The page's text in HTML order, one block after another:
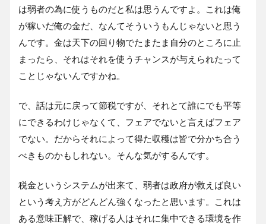
は弱者の為に使うものだと私は思うんですよ。これは俺
が稼いだ俺の金だ、なんてそういうもんじゃないと思う
んです。金は天下の回り物でたまたま自分のところに止
まったら、それはそれを使うチャンスが与えられたって
ことじゃないんですかね。
で、話は元に戻って節税ですが、それとて誰にでも平等
にできるわけじゃなくて、フェアでないと言えばフェア
でない。だからそれによって得た収穫は皆で分かち合う
べきものかもしれない。そんな気がするんです。
税金というシステムが出来て、弱者は政府が救えば良い
という考え方がどんどん強くなったと思います。これは
ある意味正解で、稼げる人はそれに集中できる環境を作